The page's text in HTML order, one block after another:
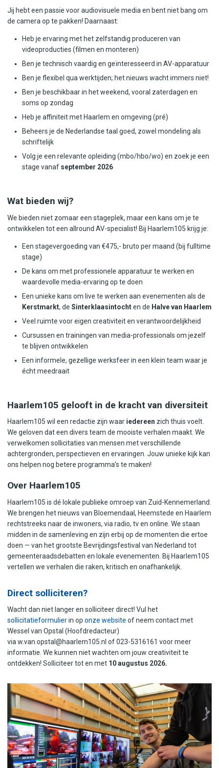
Jij hebt een passie voor audiovisuele media en bent niet bang om
de camera op te pakken! Daarnaast:
Heb je ervaring met het zelfstandig produceren van
videoproducties (filmen en monteren)
Ben je technisch vaardig en geïnteresseerd in AV-apparatuur
Ben je flexibel qua werktijden; het nieuws wacht immers niet!
Ben je beschikbaar in het weekend, vooral zaterdagen en
soms op zondag
Heb je affiniteit met Haarlem en omgeving (pré)
Beheers je de Nederlandse taal goed, zowel mondeling als
schriftelijk
Volg je een relevante opleiding (mbo/hbo/wo) en zoek je een
stage vanaf september 2026
Wat bieden wij?
We bieden niet zomaar een stageplek, maar een kans om je te
ontwikkelen tot een allround AV-specialist! Bij Haarlem105 krijg je:
Een stagevergoeding van €475,- bruto per maand (bij fulltime
stage)
De kans om met professionele apparatuur te werken en
waardevolle media-ervaring op te doen
Een unieke kans om live te werken aan evenementen als de
Kerstmarkt, de Sinterklaasintochten de Halve van Haarlem
Veel ruimte voor eigen creativiteit en verantwoordelijkheid
Cursussen en trainingen van media-professionals om jezelf
te blijven ontwikkelen
Een informele, gezellige werksfeer in een klein team waar je
écht meedraait
Haarlem105 gelooft in de kracht van diversiteit
Haarlem105 wil een redactie zijn waar iedereen zich thuis voelt.
We geloven dat een divers team de mooiste verhalen maakt. We
verwelkomen sollicitaties van mensen met verschillende
achtergronden, perspectieven en ervaringen. Jouw unieke kijk kan
ons helpen nog betere programma’s te maken!
Over Haarlem105
Haarlem105 is dé lokale publieke omroep van Zuid-Kennemerland.
We brengen het nieuws van Bloemendaal, Heemstede en Haarlem
rechtstreeks naar de inwoners, via radio, tv en online. We staan
midden in de samenleving en zijn erbij op de momenten die ertoe
doen — van het grootste Bevrijdingsfestival van Nederland tot
gemeenteraadsdebatten en lokale evenementen. Bij Haarlem105
vertellen we verhalen die raken, kritisch en onafhankelijk.
Direct solliciteren?
Wacht dan niet langer en solliciteer direct! Vul het
sollicitatieformulierin op onze website of neem contact met
Wessel van Opstal (Hoofdredacteur)
via w.van.opstal@haarlem105.nl of 023-5316161 voor meer
informatie. We kunnen niet wachten om jouw creativiteit te
ontdekken! Solliciteer tot en met 10 augustus 2026.